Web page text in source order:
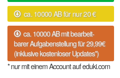
ca. 10000 AB für nur 20 €
ca. 10000 AB mit bearbeit-
barer Aufgabenstellung für 29,99€
(inklusive kostenloser Updates*)
* nur mit einem Account auf eduki.com